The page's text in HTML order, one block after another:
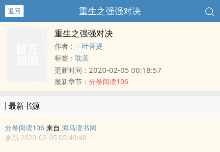
返回 重生之强强对决
重生之强强对决
作者： 一叶菩提
标签： 耽美
更新时间： 2020-02-05 00:18:57
最新章节： 分卷阅读106
最新书源
分卷阅读106 来自 海马读书网
更新 2020-02-05 05:49:48